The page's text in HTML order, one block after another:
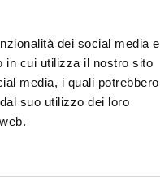
dei social media e
in cui utilizza il nostro sito
media, i quali potrebbero
suo utilizzo dei loro
Chi siamo
I nostri brand
Eventi